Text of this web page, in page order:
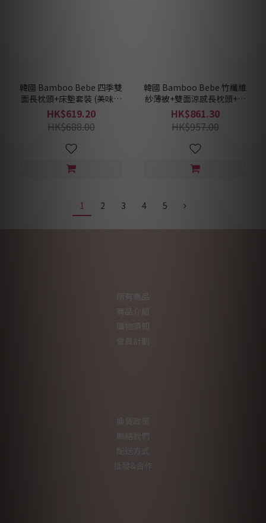
韓國 Bamboo Bebe 四季雙
面長枕頭+床墊套裝 (美味蔬
果) (2色)
HK$619.20
HK$688.00
韓國 Bamboo Bebe 竹纖維
紗薄被+雙面涼感長枕頭+床
墊套裝 (馬戲團) (2色)
HK$861.30
HK$957.00
1 2 3 4 5
所有商品
商品介紹
購物須知
會員計劃
換貨政策
聯絡我們
配送方式
批發&合作